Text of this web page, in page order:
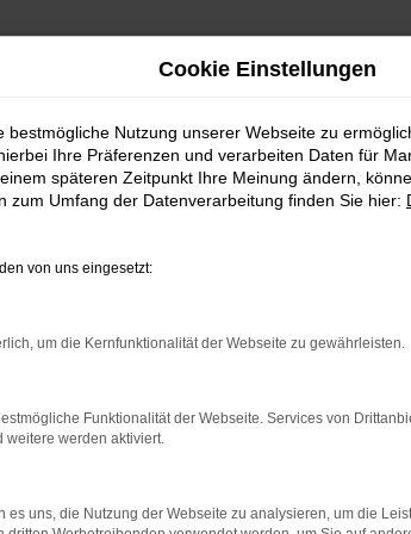
Network Error
ist ein Fehler aufgetreten.
paar Tipps, die dir helfen können:
deine Firewall und deine
Webseiten, zum Beispiel deine
Cookie Einstellungen
bestmögliche Nutzung unserer Webseite zu
Ihre Präferenzen und verarbeiten Daten für
späteren Zeitpunkt Ihre Meinung ändern,
zum Umfang der Datenverarbeitung finden Sie hier:
von uns eingesetzt:
um die Kernfunktionalität der Webseite zu gewährleisten.
Funktionalität der Webseite. Services von
weitere werden aktiviert.
es uns, die Nutzung der Webseite zu analysieren, um die